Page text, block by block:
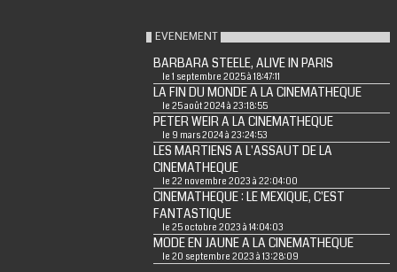
EVENEMENT
BARBARA STEELE, ALIVE IN PARIS
le 1 septembre 2025 à 18:47:11
LA FIN DU MONDE A LA CINEMATHEQUE
le 25 août 2024 à 23:18:55
PETER WEIR A LA CINEMATHEQUE
le 9 mars 2024 à 23:24:53
LES MARTIENS A L'ASSAUT DE LA
CINEMATHEQUE
le 22 novembre 2023 à 22:04:00
CINEMATHEQUE : LE MEXIQUE, C'EST
FANTASTIQUE
le 25 octobre 2023 à 14:04:03
MODE EN JAUNE A LA CINEMATHEQUE
le 20 septembre 2023 à 13:28:09